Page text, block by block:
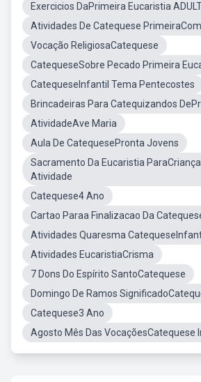
Exercicios DaPrimeira Eucaristia
Atividades De Catequese
Vocação ReligiosaCatequese
CatequeseSobre Pecado Primeira
CatequeseInfantil Tema Pentecostes
Brincadeiras Para Catequizandos
AtividadeAve Maria
Aula De CatequesePronta Jovens
Sacramento Da Eucaristia ParaCriança
Atividade
Catequese4 Ano
Cartao Paraa Finalizacao Da
Atividades Quaresma
Atividades EucaristiaCrisma
7 Dons Do Espírito SantoCatequese
Domingo De Ramos
Catequese3 Ano
Agosto Mês Das VocaçõesCatequese